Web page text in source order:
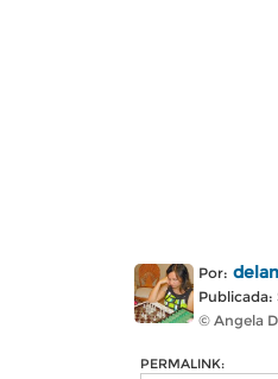
Por:
Publicada:
© Angela
PERMALINK: